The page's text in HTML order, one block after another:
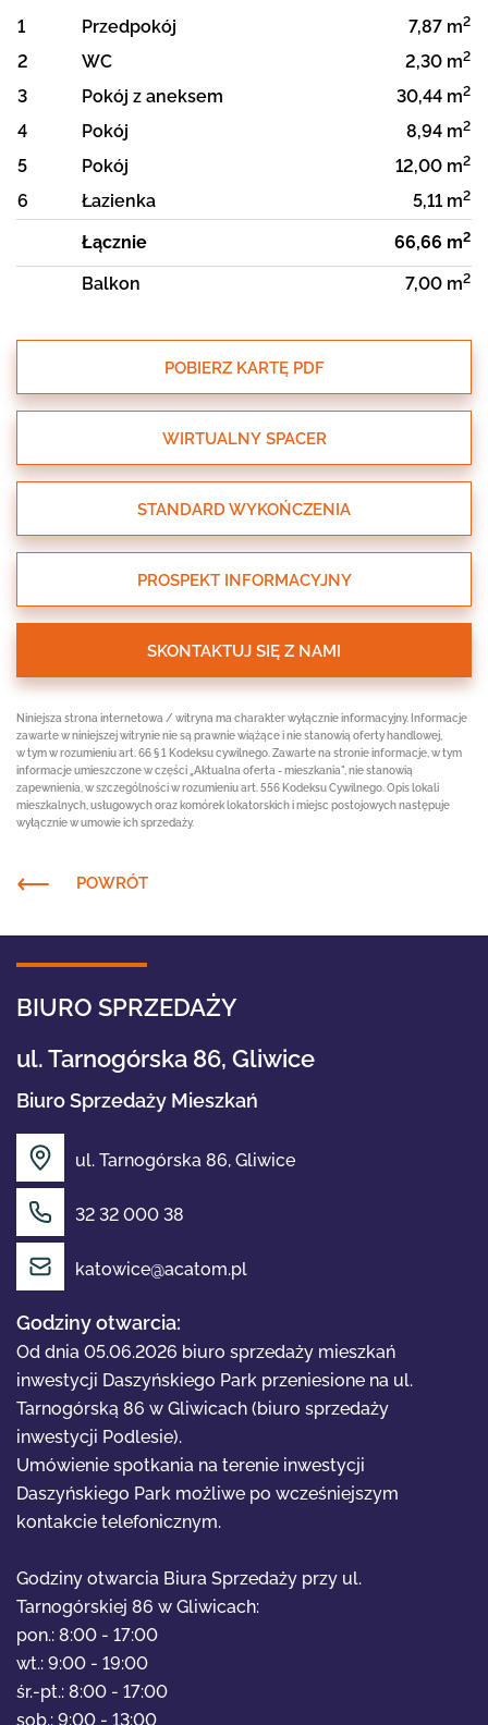
OFERTA
O FIRMIE
PORTFOLIO
AKTUALNOŚCI
1 Przedpokój 7,87 m2
2 WC 2,30 m2
3 Pokój z aneksem 30,44 m2
4 Pokój 8,94 m2
5 Pokój 12,00 m2
6 Łazienka 5,11 m2
Łącznie 66,66 m2
Balkon 7,00 m2
POBIERZ KARTĘ PDF
WIRTUALNY SPACER
STANDARD WYKOŃCZENIA
PROSPEKT INFORMACYJNY
SKONTAKTUJ SIĘ Z NAMI
Niniejsza strona internetowa / witryna ma charakter wyłącznie informacyjny. Informacje
zawarte w niniejszej witrynie nie są prawnie wiążące i nie stanowią oferty handlowej,
w tym w rozumieniu art. 66 § 1 Kodeksu cywilnego. Zawarte na stronie informacje, w tym
informacje umieszczone w części „Aktualna oferta - mieszkania", nie stanowią
zapewnienia, w szczególności w rozumieniu art. 556 Kodeksu Cywilnego. Opis lokali
mieszkalnych, usługowych oraz komórek lokatorskich i miejsc postojowych następuje
wyłącznie w umowie ich sprzedaży.
POWRÓT
BIURO SPRZEDAŻY
ul. Tarnogórska 86, Gliwice
Biuro Sprzedaży Mieszkań
ul. Tarnogórska 86, Gliwice
32 32 000 38
katowice@acatom.pl
Godziny otwarcia:
Od dnia 05.06.2026 biuro sprzedaży mieszkań
inwestycji Daszyńskiego Park przeniesione na ul.
Tarnogórską 86 w Gliwicach (biuro sprzedaży
inwestycji Podlesie).
Umówienie spotkania na terenie inwestycji
Daszyńskiego Park możliwe po wcześniejszym
kontakcie telefonicznym.
Godziny otwarcia Biura Sprzedaży przy ul.
Tarnogórskiej 86 w Gliwicach:
pon.: 8:00 - 17:00
wt.: 9:00 - 19:00
śr.-pt.: 8:00 - 17:00
sob.: 9:00 - 13:00